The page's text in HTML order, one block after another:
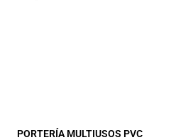
PORTERÍA MULTIUSOS PVC